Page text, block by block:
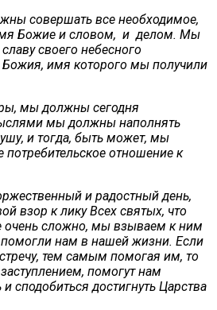
совершать все необходимое,
Божие и словом, и делом. Мы
своего небесного
Божия, имя которого мы получили
мы должны сегодня
мы должны наполнять
и тогда, быть может, мы
отношение к
и радостный день,
взор к лику Всех святых, что
очень сложно, мы взываем к ним
нам в нашей жизни. Если
тем самым помогая им, то
помогут нам
сподобиться достигнуть Царства